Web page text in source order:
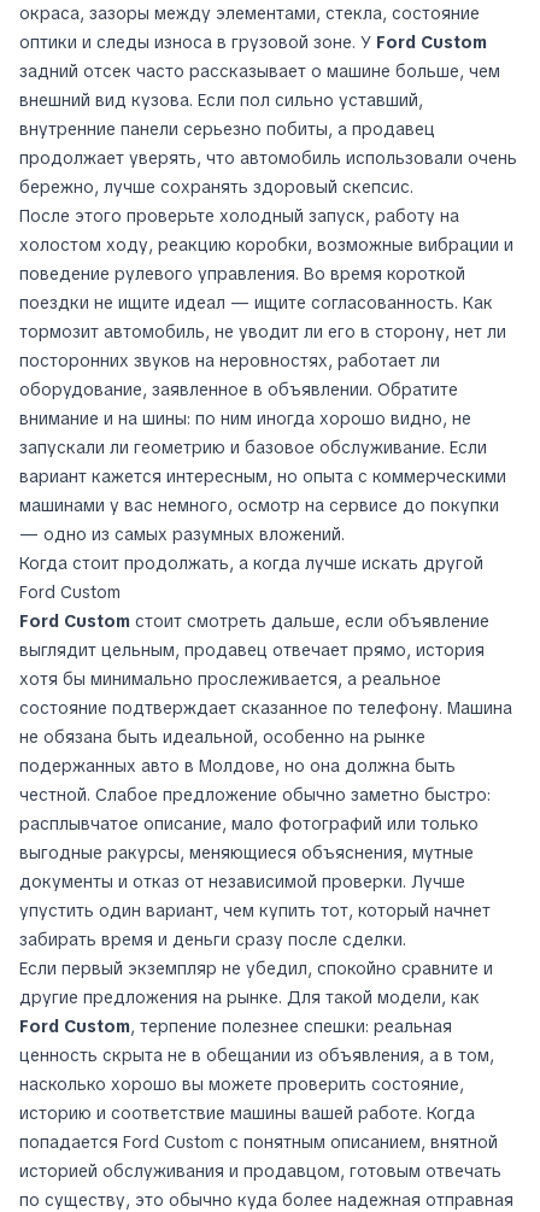
окраса, зазоры между элементами, стекла, состояние
оптики и следы износа в грузовой зоне. У Ford Custom
задний отсек часто рассказывает о машине больше, чем
внешний вид кузова. Если пол сильно уставший,
внутренние панели серьезно побиты, а продавец
продолжает уверять, что автомобиль использовали очень
бережно, лучше сохранять здоровый скепсис.
После этого проверьте холодный запуск, работу на
холостом ходу, реакцию коробки, возможные вибрации и
поведение рулевого управления. Во время короткой
поездки не ищите идеал — ищите согласованность. Как
тормозит автомобиль, не уводит ли его в сторону, нет ли
посторонних звуков на неровностях, работает ли
оборудование, заявленное в объявлении. Обратите
внимание и на шины: по ним иногда хорошо видно, не
запускали ли геометрию и базовое обслуживание. Если
вариант кажется интересным, но опыта с коммерческими
машинами у вас немного, осмотр на сервисе до покупки
— одно из самых разумных вложений.
Когда стоит продолжать, а когда лучше искать другой
Ford Custom
Ford Custom стоит смотреть дальше, если объявление
выглядит цельным, продавец отвечает прямо, история
хотя бы минимально прослеживается, а реальное
состояние подтверждает сказанное по телефону. Машина
не обязана быть идеальной, особенно на рынке
подержанных авто в Молдове, но она должна быть
честной. Слабое предложение обычно заметно быстро:
расплывчатое описание, мало фотографий или только
выгодные ракурсы, меняющиеся объяснения, мутные
документы и отказ от независимой проверки. Лучше
упустить один вариант, чем купить тот, который начнет
забирать время и деньги сразу после сделки.
Если первый экземпляр не убедил, спокойно сравните и
другие предложения на рынке. Для такой модели, как
Ford Custom, терпение полезнее спешки: реальная
ценность скрыта не в обещании из объявления, а в том,
насколько хорошо вы можете проверить состояние,
историю и соответствие машины вашей работе. Когда
попадается Ford Custom с понятным описанием, внятной
историей обслуживания и продавцом, готовым отвечать
по существу, это обычно куда более надежная отправная